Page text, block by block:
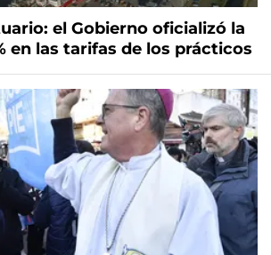
el Gobierno oficializó la
en las tarifas de los prácticos